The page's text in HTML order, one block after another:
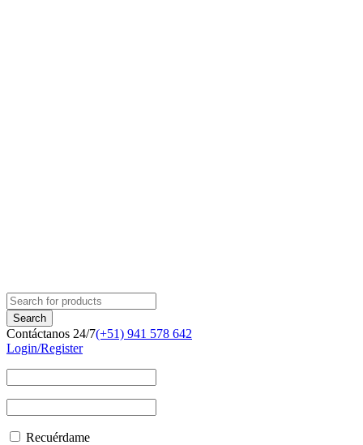
Contáctanos 24/7(+51) 941 578 642
Login/Register
Recuérdame